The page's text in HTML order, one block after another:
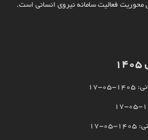
محوریت فعالیت سامانه نیروی انسانی است.
05-17
17